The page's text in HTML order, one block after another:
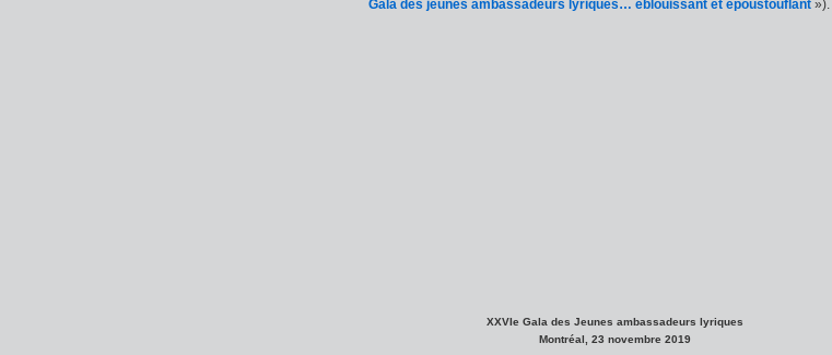
Gala des jeunes ambassadeurs lyriques… éblouissant et époustouflant »).
XXVIe Gala des Jeunes ambassadeurs lyriques
Montréal, 23 novembre 2019